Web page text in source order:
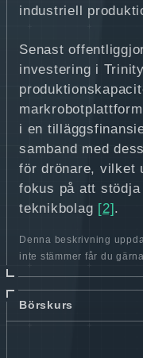
industriell
Senast
investering i
markrobotplattform
i en
samband med
för drönare, vilket
fokus på att
teknikbolag [2] .
Denna beskrivning
inte stämmer får du gärna
Börskurs